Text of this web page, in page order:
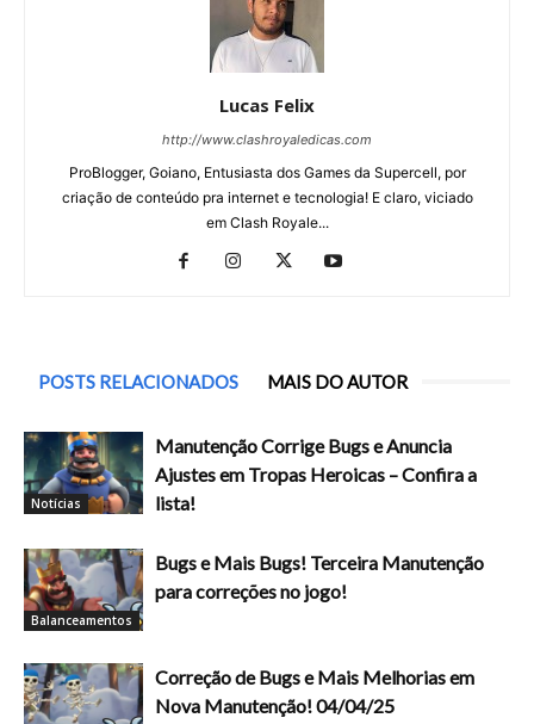
Lucas Felix
http://www.clashroyaledicas.com
ProBlogger, Goiano, Entusiasta dos Games da Supercell, por
criação de conteúdo pra internet e tecnologia! E claro, viciado
em Clash Royale...
POSTS RELACIONADOS MAIS DO AUTOR
Notícias
Manutenção Corrige Bugs e Anuncia
Ajustes em Tropas Heroicas – Confira a
lista!
Balanceamentos
Bugs e Mais Bugs! Terceira Manutenção
para correções no jogo!
Correção de Bugs e Mais Melhorias em
Nova Manutenção! 04/04/25